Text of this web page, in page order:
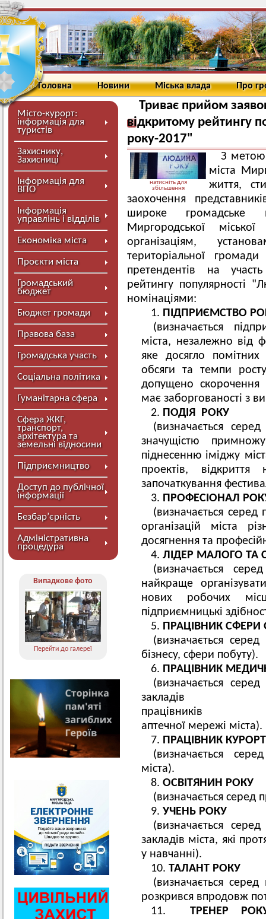
Головна Новини Міська влада Про
Місто-курорт:
інформація для
туристів
Захиснику,
Захисниці
Інформація для
ВПО
Інформація
управлінь і відділів
Економіка міста
Проєкти міста
Громадський
бюджет
Бюджет громади
Правова база
Громадська участь
Соціальна політика
Гуманітарна сфера
Сфера ЖКГ,
транспорт,
архітектура та
земельні відносини
Підприємництво
Доступ до публічної
інформації
Безбар’єрність
Адміністративна
процедура
Випадкове фото
Перейти до галереї
Триває прийом
відкритому рейтингу
року-2017"
натисніть для
збільшення
З метою
міста
життя,
заохочення
широке громадське
Миргородської
організаціям,
територіальної
претендентів на
рейтингу популярності
номінаціями:
ПІДПРИЄМСТВО
(визначається
міста, незалежно від
яке досягло помітних
обсяги та темпи
допущено скорочення
має заборгованості з
ПОДІЯ РОКУ
(визначається
значущістю
піднесенню іміджу
проектів,
започаткування
ПРОФЕСІОНАЛ
(визначається серед
організацій міста
досягнення та
ЛІДЕР МАЛОГО ТА
(визначається
найкраще
нових робочих
підприємницькі
ПРАЦІВНИК
(визначається серед
бізнесу, сфери побуту).
ПРАЦІВНИК
(визначається
аптечної мережі міста).
ПРАЦІВНИК
(визначається
міста).
ОСВІТЯНИН РОКУ
(визначається серед
УЧЕНЬ РОКУ
(визначається серед
закладів міста, які
у навчанні).
ТАЛАНТ РОКУ
(визначається
розкрився впродовж
ТРЕНЕР